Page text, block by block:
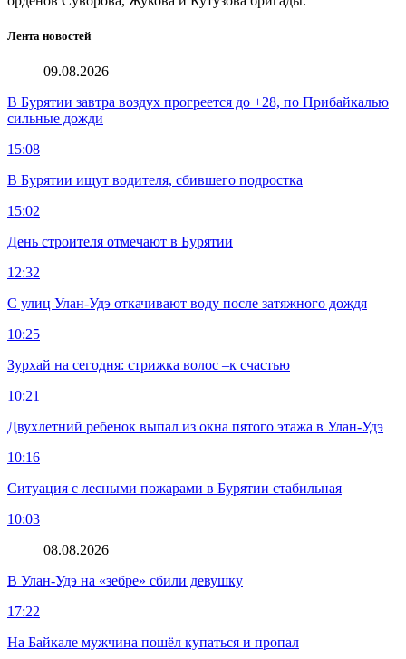
Лента новостей
09.08.2026
В Бурятии завтра воздух прогреется до +28, по Прибайкалью
сильные дожди
15:08
В Бурятии ищут водителя, сбившего подростка
15:02
День строителя отмечают в Бурятии
12:32
С улиц Улан-Удэ откачивают воду после затяжного дождя
10:25
Зурхай на сегодня: стрижка волос –к счастью
10:21
Двухлетний ребенок выпал из окна пятого этажа в Улан-Удэ
10:16
Ситуация с лесными пожарами в Бурятии стабильная
10:03
08.08.2026
В Улан-Удэ на «зебре» сбили девушку
17:22
На Байкале мужчина пошёл купаться и пропал